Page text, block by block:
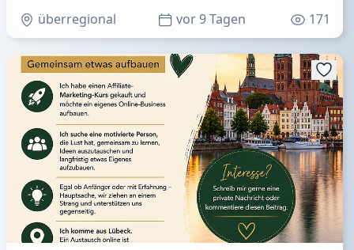
überregional
vor 9 Tagen 171